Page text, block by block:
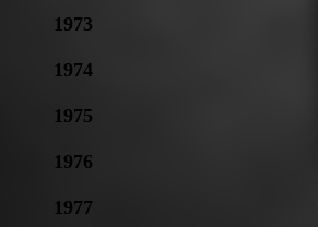
1973
1974
1975
1976
1977